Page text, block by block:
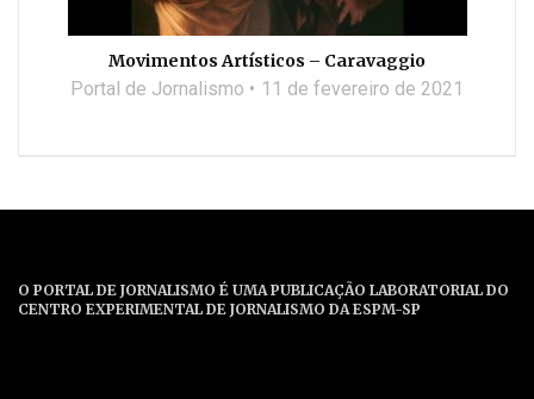
Movimentos Artísticos – Caravaggio
Portal de Jornalismo 11 de fevereiro de 2021
O PORTAL DE JORNALISMO É UMA PUBLICAÇÃO LABORATORIAL DO
CENTRO EXPERIMENTAL DE JORNALISMO DA ESPM-SP